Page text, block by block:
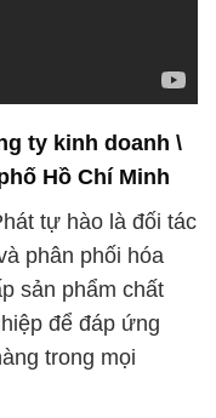
của chúng tôi là
kỹ lưỡng và
uy tín. Đây là giải
nuôi trồng
khỏe mạnh của
cung cấp sản
mối quan hệ lâu